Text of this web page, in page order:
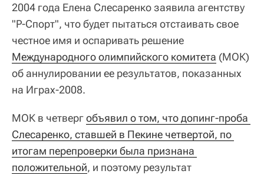
2004 года Елена Слесаренко заявила агентству
"Р-Спорт", что будет пытаться отстаивать свое
честное имя и оспаривать решение
Международного олимпийского комитета (МОК)
об аннулировании ее результатов, показанных
на Играх-2008.
МОК в четвергобъявил о том, что допинг-проба
Слесаренко, ставшей в Пекине четвертой, по
итогам перепроверки была признана
положительной, и поэтому результат